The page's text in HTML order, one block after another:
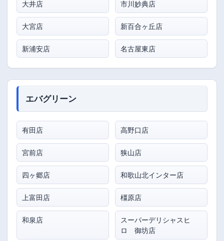
大井店 市川妙典店
大宮店 新百合ヶ丘店
新浦安店 名古屋東店
エバグリーン
有田店 高野口店
宮前店 狭山店
四ヶ郷店 和歌山北インター店
上富田店 橿原店
和泉店
スーパーデリシャスヒ
ロ 御坊店